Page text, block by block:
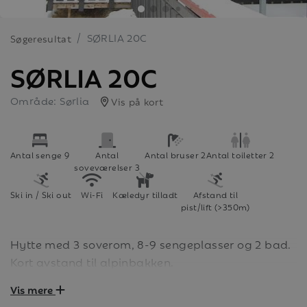
Søgeresultat SØRLIA 20C
SØRLIA 20C
Område: Sørlia Vis på kort
Antal senge 9
Antal
soveværelser 3
Antal bruser 2Antal toiletter 2
Ski in / Ski out Wi-Fi Kæledyr tilladt
Afstand til
pist/lift (>350m)
Hytte med 3 soverom, 8-9 sengeplasser og 2 bad.
Kort avstand til alpinbakken.
Velkommen til Sørlia, det perfekte hyttefeltet for både
Vis mere